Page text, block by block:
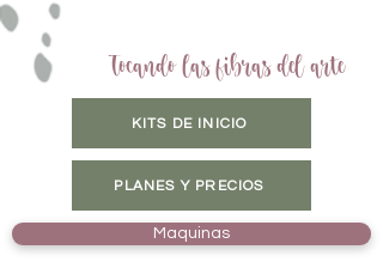
Tocando las fibras del arte
KITS DE INICIO
PLANES Y PRECIOS
Maquinas